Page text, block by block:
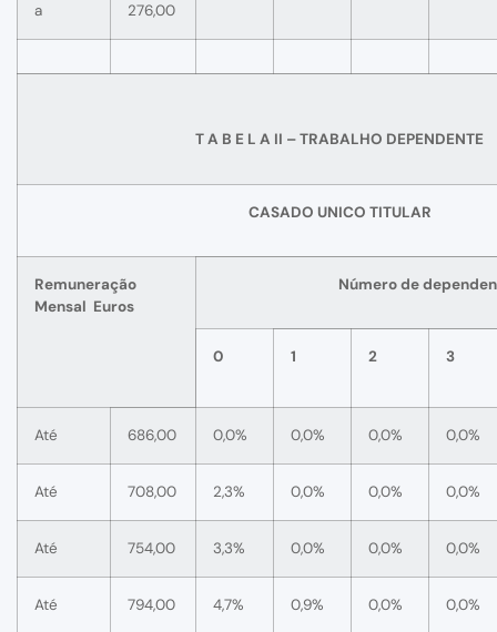
a
276,00
T A B E L A II – TRABALHO DEPENDENTE
CASADO UNICO TITULAR
Remuneração
Mensal Euros
Número de
0 1 2 3
Até 686,00 0,0% 0,0% 0,0% 0,0%
Até 708,00 2,3% 0,0% 0,0% 0,0%
Até 754,00 3,3% 0,0% 0,0% 0,0%
Até 794,00 4,7% 0,9% 0,0% 0,0%